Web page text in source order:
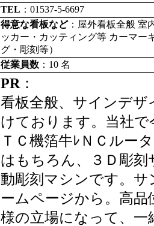
TEL ：01537-5-6697
得意な看板など：屋外看板全般 室
ッカー・カッティング等 カーマー
グ・彫刻等）
従業員数 ：10 名
PR ：
看板全般、サインデ
けております。当社
ＴＣ機箔牛ﾚＮＣルー
はもちろん、３Ｄ彫
動彫刻マシンです。
ームページから。高
様の立場になって、